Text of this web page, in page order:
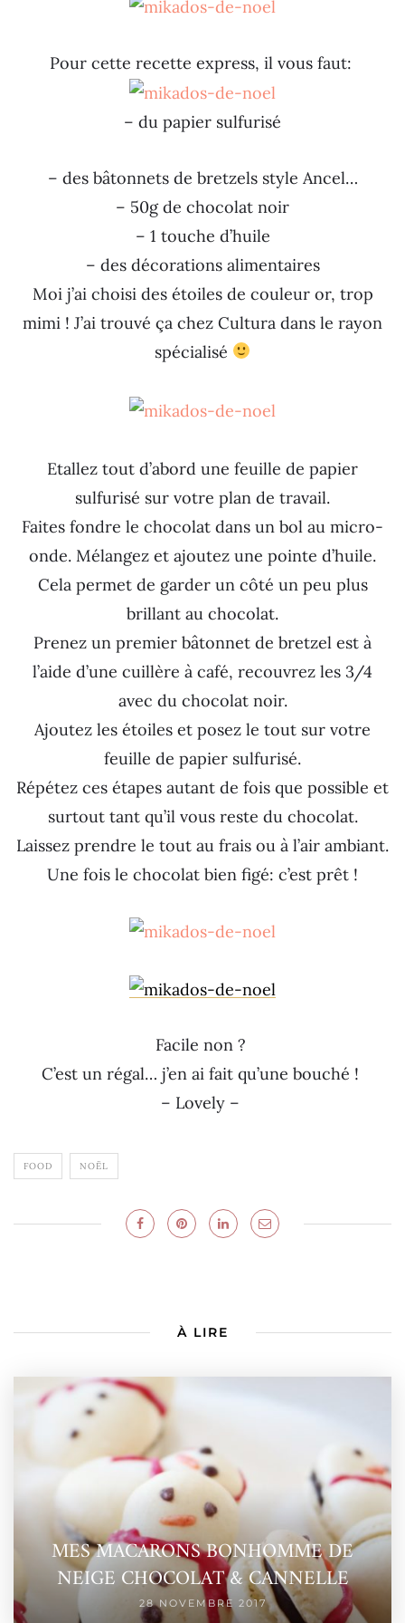
Pour cette recette express, il vous faut:
– du papier sulfurisé
– des bâtonnets de bretzels style Ancel…
– 50g de chocolat noir
– 1 touche d’huile
– des décorations alimentaires
Moi j’ai choisi des étoiles de couleur or, trop
mimi ! J’ai trouvé ça chez Cultura dans le rayon
spécialisé
Etallez tout d’abord une feuille de papier
sulfurisé sur votre plan de travail.
Faites fondre le chocolat dans un bol au micro-
onde. Mélangez et ajoutez une pointe d’huile.
Cela permet de garder un côté un peu plus
brillant au chocolat.
Prenez un premier bâtonnet de bretzel est à
l’aide d’une cuillère à café, recouvrez les 3/4
avec du chocolat noir.
Ajoutez les étoiles et posez le tout sur votre
feuille de papier sulfurisé.
Répétez ces étapes autant de fois que possible et
surtout tant qu’il vous reste du chocolat.
Laissez prendre le tout au frais ou à l’air ambiant.
Une fois le chocolat bien figé: c’est prêt !
Facile non ?
C’est un régal… j’en ai fait qu’une bouché !
– Lovely –
FOOD NOËL
À LIRE
MES MACARONS BONHOMME DE
NEIGE CHOCOLAT & CANNELLE
28 NOVEMBRE 2017